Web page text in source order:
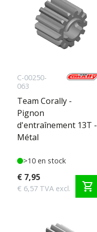
C-00250-
063
Team Corally -
Pignon
d'entraînement 13T -
Métal
>10 en stock
€ 7,95
€ 6,57 TVA excl. shopping_cart